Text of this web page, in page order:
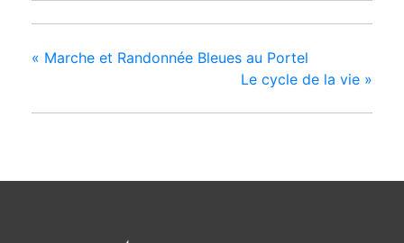
« Marche et Randonnée Bleues au Portel
Le cycle de la vie »